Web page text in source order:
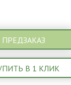
ПРЕДЗАКАЗ
В 1 КЛИК